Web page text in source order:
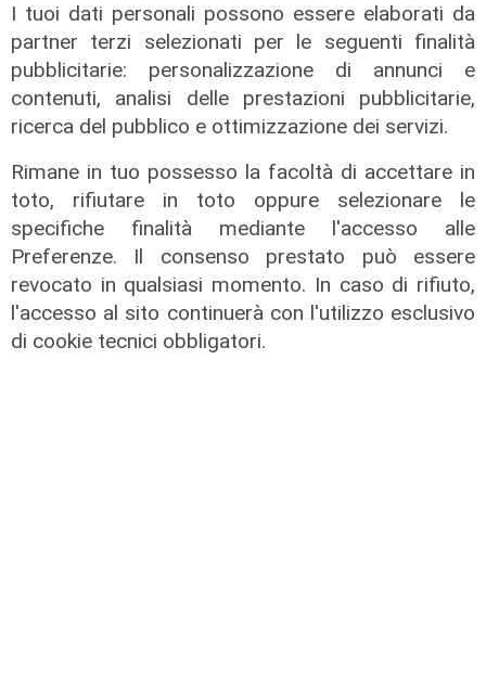
I tuoi dati personali possono essere elaborati da
partner terzi selezionati per le seguenti finalità
pubblicitarie: personalizzazione di annunci e
contenuti, analisi delle prestazioni pubblicitarie,
ricerca del pubblico e ottimizzazione dei servizi.
Rimane in tuo possesso la facoltà di accettare in
toto, rifiutare in toto oppure selezionare le
specifiche finalità mediante l'accesso alle
Preferenze. Il consenso prestato può essere
revocato in qualsiasi momento. In caso di rifiuto,
l'accesso al sito continuerà con l'utilizzo esclusivo
di cookie tecnici obbligatori.
Forever Samp puntata del
04/07/2026
di Redazione